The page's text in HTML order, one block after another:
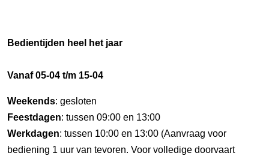
Bedientijden heel het jaar
Vanaf 05-04 t/m 15-04
Weekends: gesloten
Feestdagen: tussen 09:00 en 13:00
Werkdagen: tussen 10:00 en 13:00 (Aanvraag voor
bediening 1 uur van tevoren. Voor volledige doorvaart